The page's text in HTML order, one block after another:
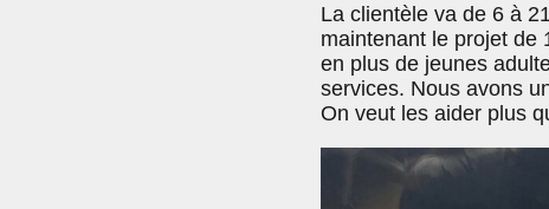
La clientèle va de 6 à
maintenant le projet de
en plus de jeunes
services. Nous avons
On veut les aider plus